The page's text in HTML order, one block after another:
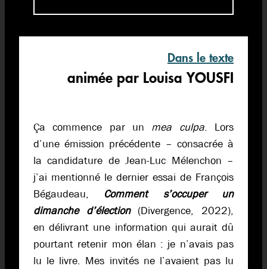
Dans le texte
animée par Louisa YOUSFI
Ça commence par un mea culpa. Lors
d’une émission précédente – consacrée à
la candidature de Jean-Luc Mélenchon –
j’ai mentionné le dernier essai de François
Bégaudeau, Comment s’occuper un
dimanche d’élection(Divergence, 2022),
en délivrant une information qui aurait dû
pourtant retenir mon élan : je n’avais pas
lu le livre. Mes invités ne l’avaient pas lu